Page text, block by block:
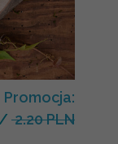
Promocja:
/ 2.20 PLN